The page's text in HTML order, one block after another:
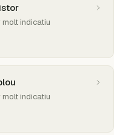
molt indicatiu
molt indicatiu